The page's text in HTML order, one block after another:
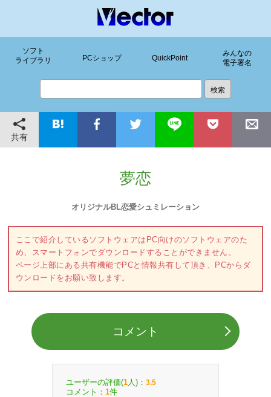
ソフト
ライブラリ
PCショップ QuickPoint
みんなの
電子署名
共有
夢恋
オリジナルBL恋愛シュミレーション
ここで紹介しているソフトウェアはPC向けのソフトウェアのた
め、スマートフォンでダウンロードすることができません。
ページ上部にある共有機能でPCと情報共有して頂き、PCからダ
ウンロードをお願い致します。
コメント
ユーザーの評価(1 人)： 3.5
コメント： 1件